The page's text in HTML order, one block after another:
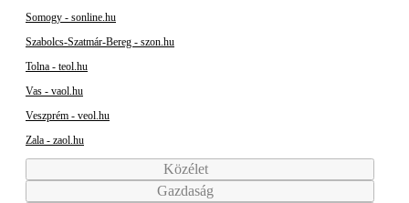
Somogy - sonline.hu
Szabolcs-Szatmár-Bereg - szon.hu
Tolna - teol.hu
Vas - vaol.hu
Veszprém - veol.hu
Zala - zaol.hu
Közélet
Gazdaság